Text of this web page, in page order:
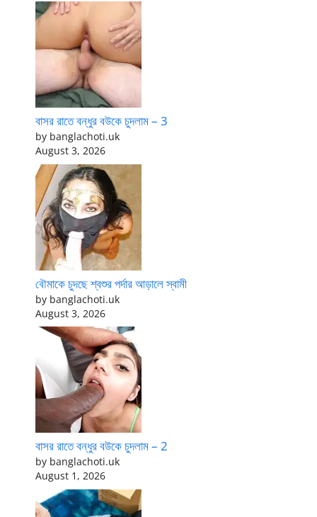
বাসর রাতে বন্ধুর বউকে চুদলাম – 3
by banglachoti.uk
August 3, 2026
বৌমাকে চুদছে শ্বশুর পর্দার আড়ালে স্বামী
by banglachoti.uk
August 3, 2026
বাসর রাতে বন্ধুর বউকে চুদলাম – 2
by banglachoti.uk
August 1, 2026